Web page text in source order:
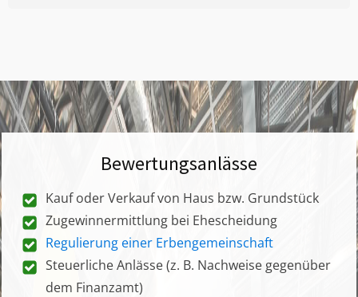
Bewertungsanlässe
Kauf oder Verkauf von Haus bzw. Grundstück
Zugewinnermittlung bei Ehescheidung
Regulierung einer Erbengemeinschaft
Steuerliche Anlässe (z. B. Nachweise gegenüber
dem Finanzamt)